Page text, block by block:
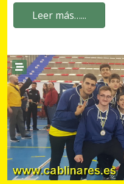
Leer más…...